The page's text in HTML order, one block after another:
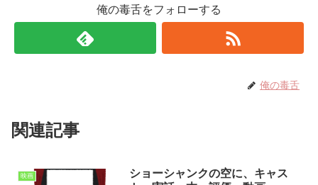
俺の毒舌をフォローする
俺の毒舌
関連記事
映画
ショーシャンクの空に、キャス